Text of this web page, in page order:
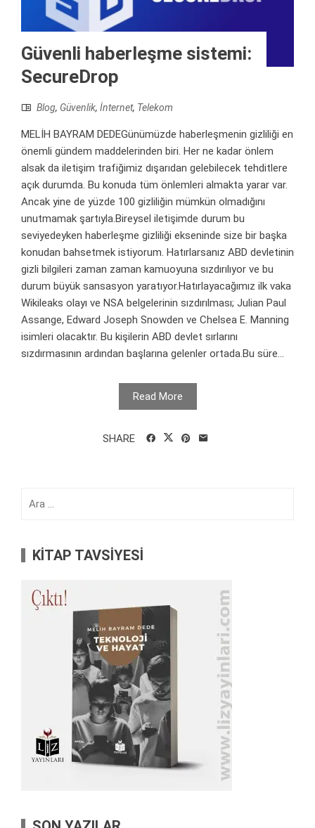
Güvenli haberleşme sistemi:
SecureDrop
Blog, Güvenlik, İnternet, Telekom
MELİH BAYRAM DEDEGünümüzde haberleşmenin gizliliği en
önemli gündem maddelerinden biri. Her ne kadar önlem
alsak da iletişim trafiğimiz dışarıdan gelebilecek tehditlere
açık durumda. Bu konuda tüm önlemleri almakta yarar var.
Ancak yine de yüzde 100 gizliliğin mümkün olmadığını
unutmamak şartıyla.Bireysel iletişimde durum bu
seviyedeyken haberleşme gizliliği ekseninde size bir başka
konudan bahsetmek istiyorum. Hatırlarsanız ABD devletinin
gizli bilgileri zaman zaman kamuoyuna sızdırılıyor ve bu
durum büyük sansasyon yaratıyor.Hatırlayacağımız ilk vaka
Wikileaks olayı ve NSA belgelerinin sızdırılması; Julian Paul
Assange, Edward Joseph Snowden ve Chelsea E. Manning
isimleri olacaktır. Bu kişilerin ABD devlet sırlarını
sızdırmasının ardından başlarına gelenler ortada.Bu süre...
Read More
SHARE
KİTAP TAVSİYESİ